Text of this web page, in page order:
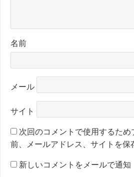
名前
メール
サイト
次回のコメントで使用するため
前、メールアドレス、サイトを保
新しいコメントをメールで通知